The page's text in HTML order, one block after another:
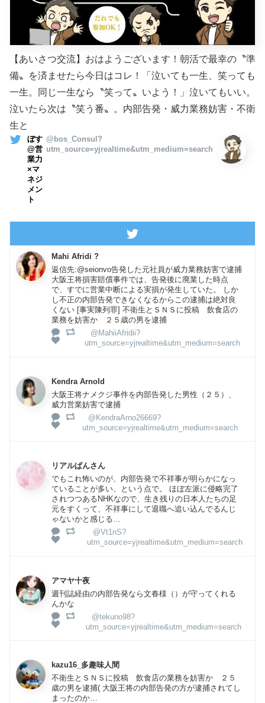
【あいさつ交流】おはようございます！朝活で最幸の〝準
備〟を済ませたら今日はコレ！「泣いても一生、笑っても
一生。同じ一生なら〝笑って〟いよう！」泣いてもいい。
泣いたら次は〝笑う番〟。内部告発・威力業務妨害・不衛
生と
ぼす
@営
業力
×マ
ネジ
メン
ト
@bos_Consul?
utm_source=yjrealtime&utm_medium=search
Mahi Afridi ?
返信先:@seionvo告発した元社員が威力業務妨害で逮捕
大阪王将損害賠償事件では、告発後に廃業した時点
で、すでに営業中断による実損が発生していた。 しか
し不正の内部告発できなくなるからこの逮捕は絶対良
くない [事実陳列罪] 不衛生とＳＮＳに投稿 飲食店の
業務を妨害か ２５歳の男を逮捕
@MahiiAfridii?
utm_source=yjrealtime&utm_medium=search
Kendra Arnold
大阪王将ナメクジ事件を内部告発した男性（２５）、
威力営業妨害で逮捕
@KendraArno26669?
utm_source=yjrealtime&utm_medium=search
リアルぱんさん
でもこれ怖いのが、内部告発で不祥事が明らかになっ
ていることが多い、という点で。 ほぼ左派に侵略完了
されつつあるNHKなので、生き残りの日本人たちの足
元をすくって、不祥事にして退職へ追い込んでるんじ
ゃないかと感じる…
@Vt1nS?
utm_source=yjrealtime&utm_medium=search
アマヤ十夜
週刊誌経由の内部告発なら文春様（）が守ってくれる
んかな
@tekuno98?
utm_source=yjrealtime&utm_medium=search
kazu16_多趣味人間
不衛生とＳＮＳに投稿 飲食店の業務を妨害か ２５
歳の男を逮捕( 大阪王将の内部告発の方が逮捕されてし
まったのか…